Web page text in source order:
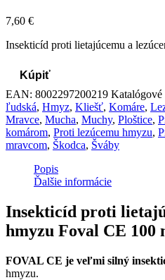
7,60 €
Insekticíd proti lietajúcemu a
Kúpiť
EAN: 8002297200219 Katalógové
ľudská, Hmyz, Kliešť, Komáre,
Mravce, Mucha, Muchy, Ploštice,
komárom, Proti lezúcemu hmyzu,
mravcom, Škodca, Šváby
Popis
Ďalšie informácie
Insekticíd proti
hmyzu Foval CE 100
FOVAL CE je veľmi silný
hmyzu.